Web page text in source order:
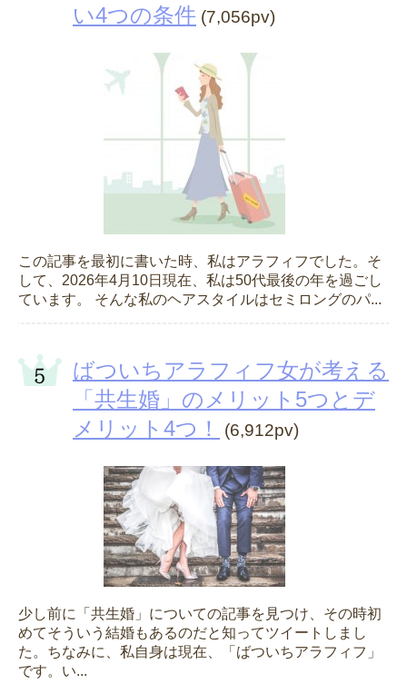
い4つの条件 (7,056pv)
この記事を最初に書いた時、私はアラフィフでした。そ
して、2026年4月10日現在、私は50代最後の年を過ごし
ています。 そんな私のヘアスタイルはセミロングのパ...
ばついちアラフィフ女が考える
「共生婚」のメリット5つとデ
メリット4つ！
(6,912pv)
少し前に「共生婚」についての記事を見つけ、その時初
めてそういう結婚もあるのだと知ってツイートしまし
た。ちなみに、私自身は現在、「ばついちアラフィフ」
です。い...